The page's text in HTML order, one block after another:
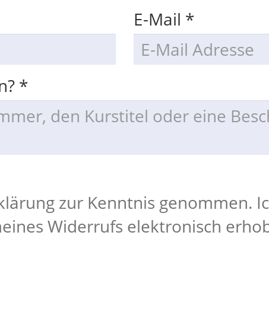
E-Mail *
*
zur Kenntnis genommen.
Widerrufs elektronisch